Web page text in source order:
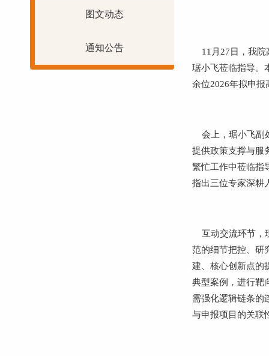
图文动态
通知公告
11月27日，我院
琚小飞莅临指导。
余位2026年拟申
会上，琚小飞副
提供政策支撑与服
繁忙工作中莅临指
指出三位专家深耕
互动交流环节，
范的细节把控、研
建、核心创新点的
典型案例，进行靶
需强化逻辑链条的
与申报项目的关联